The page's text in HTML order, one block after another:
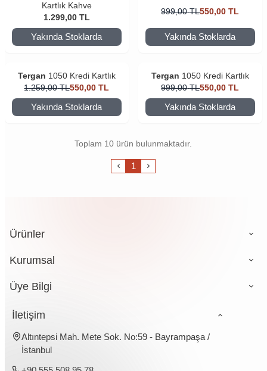
Kartlık Kahve
1.299,00 TL
Yakında Stoklarda
999,00 TL550,00 TL
Yakında Stoklarda
Tergan 1050 Kredi Kartlık
1.259,00 TL550,00 TL
Yakında Stoklarda
Tergan 1050 Kredi Kartlık
999,00 TL550,00 TL
Yakında Stoklarda
Toplam 10 ürün bulunmaktadır.
1
Ürünler
Kurumsal
Üye Bilgi
İletişim
Altıntepsi Mah. Mete Sok. No:59 - Bayrampaşa /
İstanbul